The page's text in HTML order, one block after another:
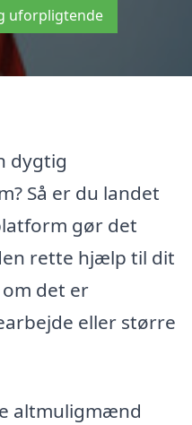
uforpligtende
dygtig
Så er du landet
gør det
rette hjælp til dit
det er
eller større
altmuligmænd